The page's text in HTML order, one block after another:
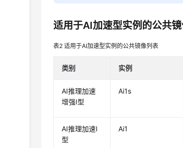
适用于AI加速型实例的公共
表2适用于AI加速型实例的公共镜像列表
类别 实例
AI推理加速
增强I型
Ai1s
AI推理加速I
型
Ai1